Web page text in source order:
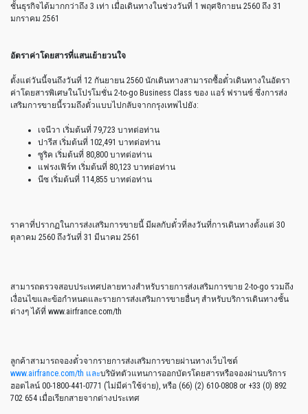
ชั้นธุรกิจได้มากกว่าถึง 3 เท่า เมื่อเดินทางในช่วงวันที่ 1 พฤศจิกายน 2560 ถึง 31
มกราคม 2561
อัตราค่าโดยสารที่แสนเย้ายวนใจ
ตั้งแต่วันนี้จนถึงวันที่ 12 กันยายน 2560 นักเดินทางสามารถซื้อตั๋วเดินทางในอัตรา
ค่าโดยสารพิเศษในโปรโมชั่น 2-to-go Business Class ของ แอร์ ฟรานซ์ ซึ่งการส่ง
เสริมการขายนี้รวมถึงตั๋วแบบไปกลับจากกรุงเทพไปยัง:
เจนีวา เริ่มต้นที่ 79,723 บาทต่อท่าน
ปารีส เริ่มต้นที่ 102,491 บาทต่อท่าน
ซูริค เริ่มต้นที่ 80,800 บาทต่อท่าน
แฟรงเฟิร์ท เริ่มต้นที่ 80,123 บาทต่อท่าน
นีซ เริ่มต้นที่ 114,855 บาทต่อท่าน
ราคาที่ปรากฏในการส่งเสริมการขายนี้ มีผลกับตั๋วที่ลงวันที่การเดินทางตั้งแต่ 30
ตุลาคม 2560 ถึงวันที่ 31 มีนาคม 2561
สามารถตรวจสอบประเทศปลายทางสำหรับรายการส่งเสริมการขาย 2-to-go รวมถึง
เงื่อนไขและข้อกำหนดและรายการส่งเสริมการขายอื่นๆ สำหรับบริการเดินทางชั้น
ต่างๆ ได้ที่ www.airfrance.com/th
ลูกค้าสามารถจองตั๋วจากรายการส่งเสริมการขายผ่านทางเว็บไซต์
www.airfrance.com/th และบริษัทตัวแทนการออกบัตรโดยสารหรือจองผ่านบริการ
ฮอตไลน์ 00-1800-441-0771 (ไม่มีค่าใช้จ่าย), หรือ (66) (2) 610-0808 or +33 (0) 892
702 654 เมื่อเรียกสายจากต่างประเทศ